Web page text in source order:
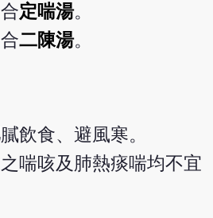
定喘湯。
二陳湯。
飲食、避風寒。
喘咳及肺熱痰喘均不宜